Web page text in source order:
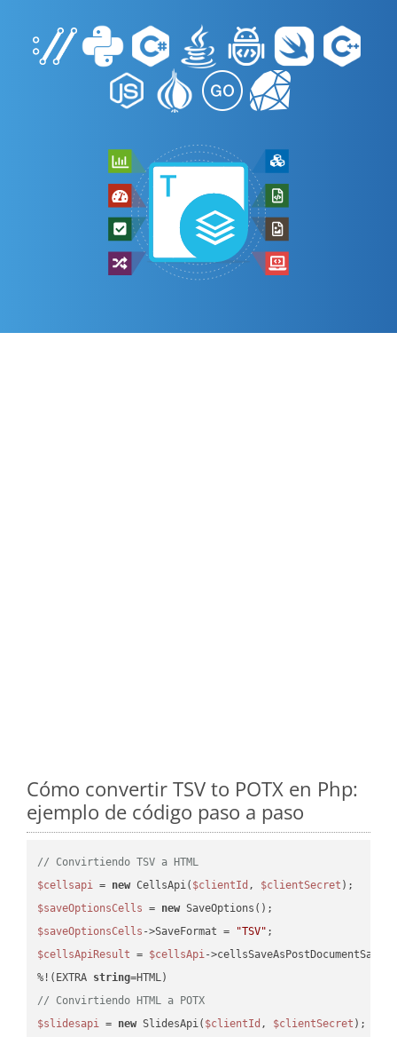
Cómo convertir TSV to POTX en Php:
ejemplo de código paso a paso
// Convirtiendo TSV a HTML
$cellsapi = new CellsApi( $clientId , $clientSecret
$saveOptionsCells = new
$saveOptionsCells ->SaveFormat = "TSV"
$cellsApiResult = $cellsApi-
%!(EXTRA string
// Convirtiendo HTML a POTX
$slidesapi = new SlidesApi( $clientId , $clientSecret